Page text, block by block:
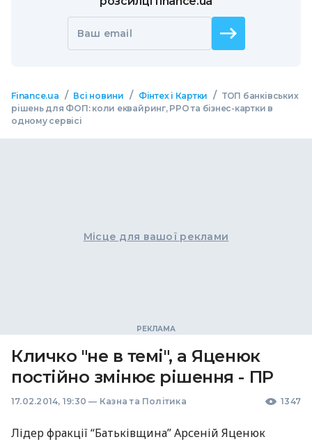
Ваш email
Finance.ua / Всі новини / Фінтех і Картки / ТОП банківських
рішень для ФОП: коли еквайринг, РРО та бізнес-картки в
одному сервісі
Місце для вашої реклами
Кличко "не в темі", а Яценюк
постійно змінює рішення - ПР
17.02.2014, 19:30 — Казна та Політика 1347
Лідер фракції “Батьківщина” Арсеній Яценюк